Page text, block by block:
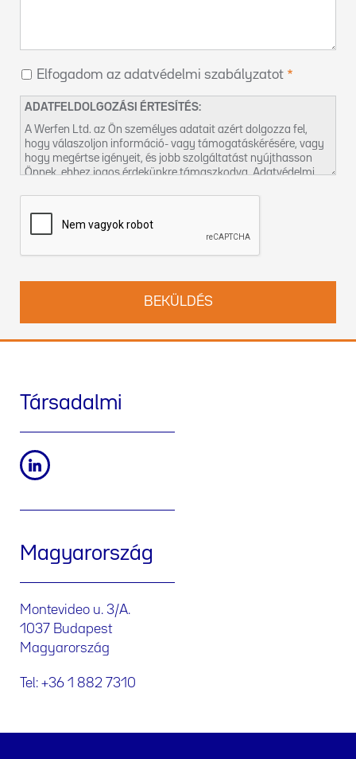
Elfogadom az adatvédelmi szabályzatot
ADATFELDOLGOZÁSI ÉRTESÍTÉS:
A Werfen Ltd. az Ön személyes adatait azért dolgozza fel,
hogy válaszoljon információ- vagy támogatáskérésére, vagy
hogy megértse igényeit, és jobb szolgáltatást nyújthasson
Önnek, ehhez jogos érdekünkre támaszkodva. Adatvédelmi
Felveheti velünk a kapcsolatot a
Társadalmi
Magyarország
Montevideo u. 3/A.
1037 Budapest
Magyarország
Tel: +36 1 882 7310